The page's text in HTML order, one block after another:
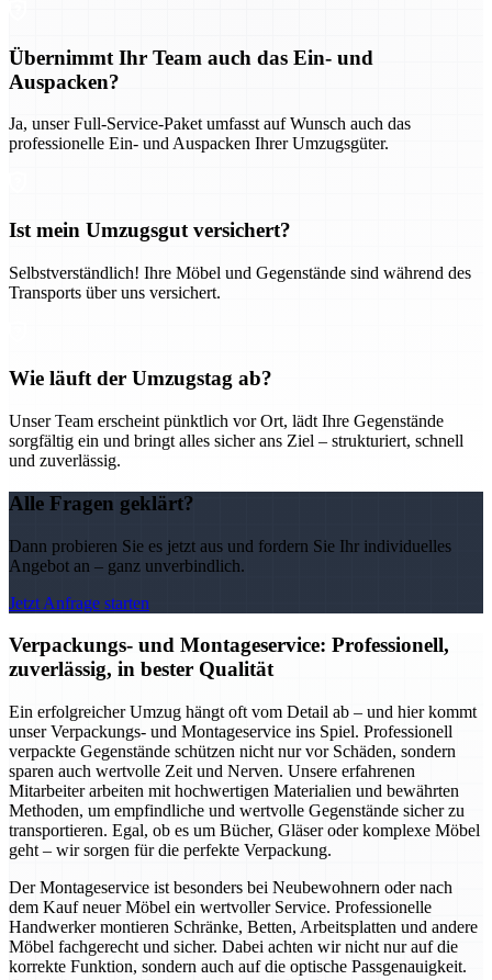
Übernimmt Ihr Team auch das Ein- und
Auspacken?
Ja, unser Full-Service-Paket umfasst auf Wunsch auch das
professionelle Ein- und Auspacken Ihrer Umzugsgüter.
Ist mein Umzugsgut versichert?
Selbstverständlich! Ihre Möbel und Gegenstände sind während des
Transports über uns versichert.
Wie läuft der Umzugstag ab?
Unser Team erscheint pünktlich vor Ort, lädt Ihre Gegenstände
sorgfältig ein und bringt alles sicher ans Ziel – strukturiert, schnell
und zuverlässig.
Alle Fragen geklärt?
Dann probieren Sie es jetzt aus und fordern Sie Ihr individuelles
Angebot an – ganz unverbindlich.
Jetzt Anfrage starten
Verpackungs- und Montageservice: Professionell,
zuverlässig, in bester Qualität
Ein erfolgreicher Umzug hängt oft vom Detail ab – und hier kommt
unser Verpackungs- und Montageservice ins Spiel. Professionell
verpackte Gegenstände schützen nicht nur vor Schäden, sondern
sparen auch wertvolle Zeit und Nerven. Unsere erfahrenen
Mitarbeiter arbeiten mit hochwertigen Materialien und bewährten
Methoden, um empfindliche und wertvolle Gegenstände sicher zu
transportieren. Egal, ob es um Bücher, Gläser oder komplexe Möbel
geht – wir sorgen für die perfekte Verpackung.
Der Montageservice ist besonders bei Neubewohnern oder nach
dem Kauf neuer Möbel ein wertvoller Service. Professionelle
Handwerker montieren Schränke, Betten, Arbeitsplatten und andere
Möbel fachgerecht und sicher. Dabei achten wir nicht nur auf die
korrekte Funktion, sondern auch auf die optische Passgenauigkeit.